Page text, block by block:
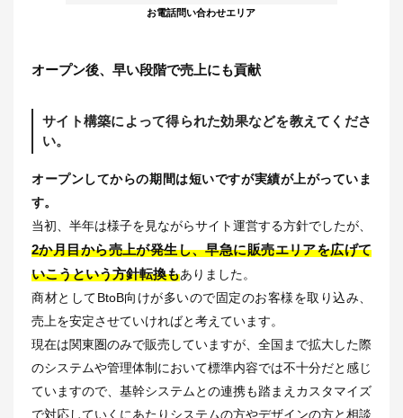
お電話問い合わせエリア
オープン後、早い段階で売上にも貢献
サイト構築によって得られた効果などを教えてくださ
い。
オープンしてからの期間は短いですが実績が上がっていま
す。
当初、半年は様子を見ながらサイト運営する方針でしたが、
2か月目から売上が発生し、早急に販売エリアを広げて
いこうという方針転換もありました。
商材としてBtoB向けが多いので固定のお客様を取り込み、
売上を安定させていければと考えています。
現在は関東圏のみで販売していますが、全国まで拡大した際
のシステムや管理体制において標準内容では不十分だと感じ
ていますので、基幹システムとの連携も踏まえカスタマイズ
で対応していくにあたりシステムの方やデザインの方と相談